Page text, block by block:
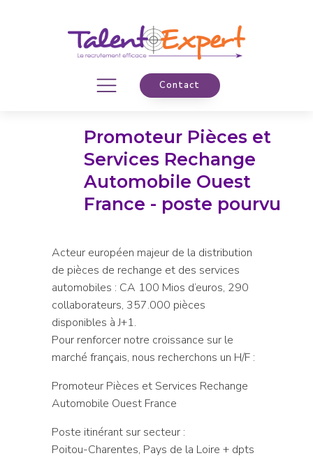
Contact
Promoteur Pièces et
Services Rechange
Automobile Ouest
France - poste pourvu
Acteur européen majeur de la distribution
de pièces de rechange et des services
automobiles : CA 100 Mios d’euros, 290
collaborateurs, 357.000 pièces
disponibles à J+1.
Pour renforcer notre croissance sur le
marché français, nous recherchons un H/F :
Promoteur Pièces et Services Rechange
Automobile Ouest France
Poste itinérant sur secteur :
Poitou-Charentes, Pays de la Loire + dpts